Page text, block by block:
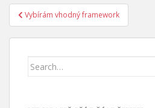
Navigace
pro
příspěvek
Vybírám vhodný framework
Search